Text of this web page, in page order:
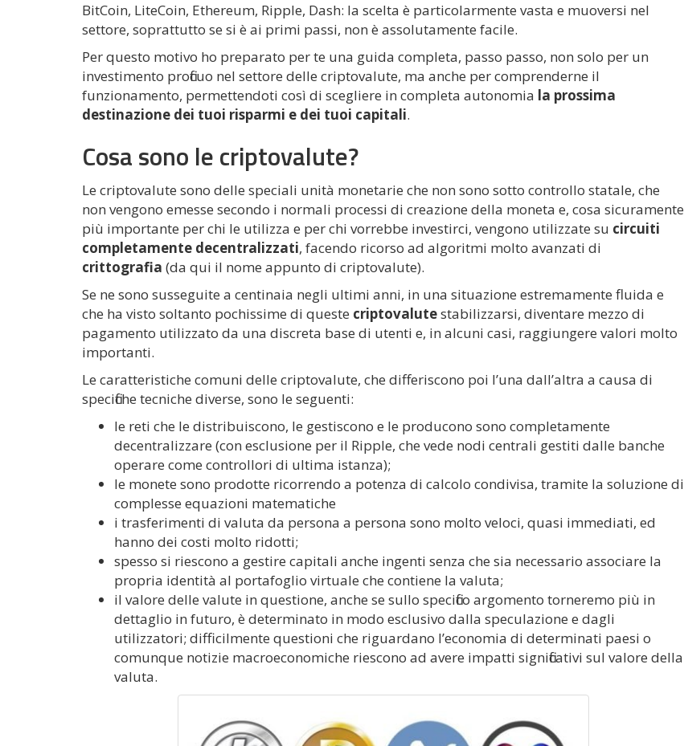
BitCoin, LiteCoin, Ethereum, Ripple, Dash: la scelta è particolarmente vasta e muoversi nel
settore, soprattutto se si è ai primi passi, non è assolutamente facile.
Per questo motivo ho preparato per te una guida completa, passo passo, non solo per un
investimento proficuo nel settore delle criptovalute, ma anche per comprenderne il
funzionamento, permettendoti così di scegliere in completa autonomia la prossima
destinazione dei tuoi risparmi e dei tuoi capitali.
Cosa sono le criptovalute?
Le criptovalute sono delle speciali unità monetarie che non sono sotto controllo statale, che
non vengono emesse secondo i normali processi di creazione della moneta e, cosa sicuramente
più importante per chi le utilizza e per chi vorrebbe investirci, vengono utilizzate su circuiti
completamente decentralizzati, facendo ricorso ad algoritmi molto avanzati di
crittografia (da qui il nome appunto di criptovalute).
Se ne sono susseguite a centinaia negli ultimi anni, in una situazione estremamente fluida e
che ha visto soltanto pochissime di queste criptovalutestabilizzarsi, diventare mezzo di
pagamento utilizzato da una discreta base di utenti e, in alcuni casi, raggiungere valori molto
importanti.
Le caratteristiche comuni delle criptovalute, che differiscono poi l’una dall’altra a causa di
specifiche tecniche diverse, sono le seguenti:
le reti che le distribuiscono, le gestiscono e le producono sono completamente
decentralizzare (con esclusione per il Ripple, che vede nodi centrali gestiti dalle banche
operare come controllori di ultima istanza);
le monete sono prodotte ricorrendo a potenza di calcolo condivisa, tramite la soluzione di
complesse equazioni matematiche
i trasferimenti di valuta da persona a persona sono molto veloci, quasi immediati, ed
hanno dei costi molto ridotti;
spesso si riescono a gestire capitali anche ingenti senza che sia necessario associare la
propria identità al portafoglio virtuale che contiene la valuta;
il valore delle valute in questione, anche se sullo specifico argomento torneremo più in
dettaglio in futuro, è determinato in modo esclusivo dalla speculazione e dagli
utilizzatori; difficilmente questioni che riguardano l’economia di determinati paesi o
comunque notizie macroeconomiche riescono ad avere impatti significativi sul valore della
valuta.